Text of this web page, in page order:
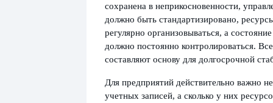
сохранена в неприкосновенности,
должно быть стандартизировано,
регулярно организовываться, а
должно постоянно контролироваться.
составляют основу для долгосрочной
Для предприятий действительно важно
учетных записей, а сколько у них